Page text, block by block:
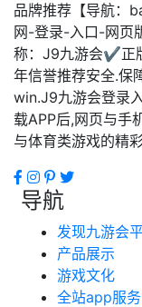
品牌推荐【导航：
网-登录-入口-网页
称：J9九游会✔正
年信誉推荐安全.保
win.J9九游会登录
载APP后,网页与手
与体育类游戏的精彩
导航
发现九游会
产品展示
游戏文化
全站app服务